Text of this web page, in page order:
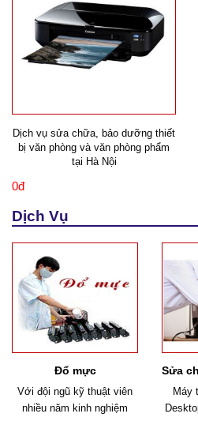
Dịch vụ sửa chữa, bảo dưỡng thiết
bị văn phòng và văn phòng phẩm
tại Hà Nội
0đ
Dịch Vụ
Đổ mực
Với đội ngũ kỹ thuật viên
nhiều năm kinh nghiệm
Máy